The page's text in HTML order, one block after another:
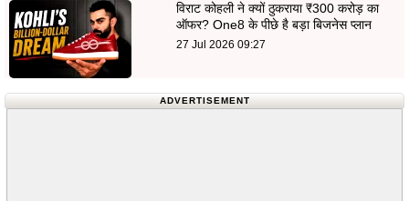
विराट कोहली ने क्यों ठुकराया ₹300 करोड़ का
ऑफर? One8 के पीछे है बड़ा बिजनेस प्लान
27 Jul 2026 09:27
ADVERTISEMENT